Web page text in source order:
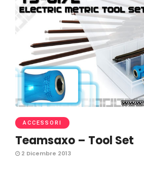
ACCESSORI
Teamsaxo – Tool Set
2 Dicembre 2013